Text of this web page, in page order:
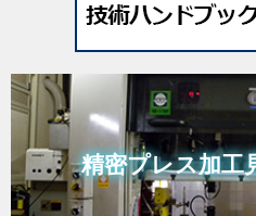
精密プレス加工